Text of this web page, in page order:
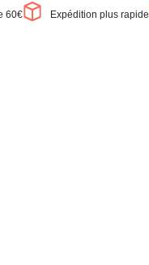
OSRAM
LED
60€ Expédition plus rapide